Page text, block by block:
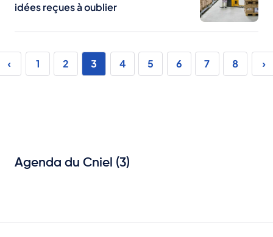
idées reçues à oublier
Pagination
précédente
Page
1 Page
2 Page
3 Page
4 Page
5 Page
6 Page
7 Page
8
Agenda du Cniel (3)